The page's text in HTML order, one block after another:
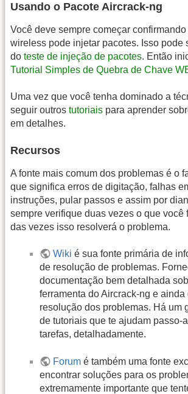
Usando o Pacote Aircrack-ng
Você deve sempre começar
wireless pode injetar pacotes. Isso pode
do teste de injeção de pacotes. Então
Tutorial Simples de Quebra de Chave
Uma vez que você tenha dominado a
seguir outros tutoriais para aprender
em detalhes.
Recursos
A fonte mais comum dos problemas é o
que significa erros de digitação, falhas
instruções, pular passos e assim por
sempre verifique duas vezes o que você
das vezes isso resolverá o problema.
Wiki é sua fonte primária de
de resolução de problemas.
documentação bem detalhada
ferramenta do Aircrack-ng e ainda
resolução dos problemas. Há um
de tutoriais que te ajudam passo-
tarefas, detalhadamente.
Forum é também uma fonte
encontrar soluções para os
extremamente importante que